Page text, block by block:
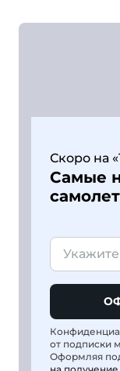
Скоро на
Самые
от подписки
Оформляя